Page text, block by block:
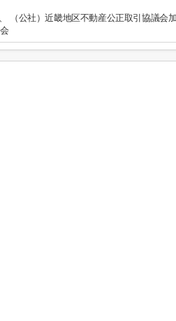
公社）近畿地区不動産公正取引協議会加